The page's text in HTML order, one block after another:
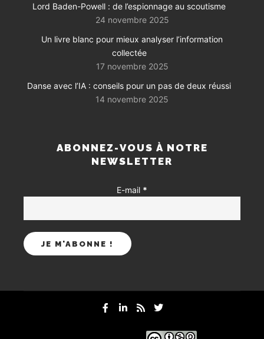
Lord Baden-Powell : de l’espionnage au scoutisme
24 novembre 2025
Un livre blanc pour mieux analyser l’information
collectée
17 novembre 2025
Danse avec l’IA : conseils pour un pas de deux réussi
14 novembre 2025
ABONNEZ-VOUS À NOTRE
NEWSLETTER
E-mail *